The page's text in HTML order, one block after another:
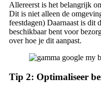
Allereerst is het belangrijk
Dit is niet alleen de
feestdagen) Daarnaast is
beschikbaar bent voor
over hoe je dit aanpast.
Tip 2: Optimaliseer